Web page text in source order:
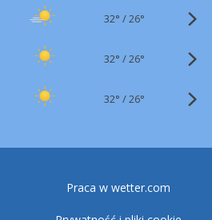
32° /26°
32° /26°
32° /26°
Praca w wetter.com